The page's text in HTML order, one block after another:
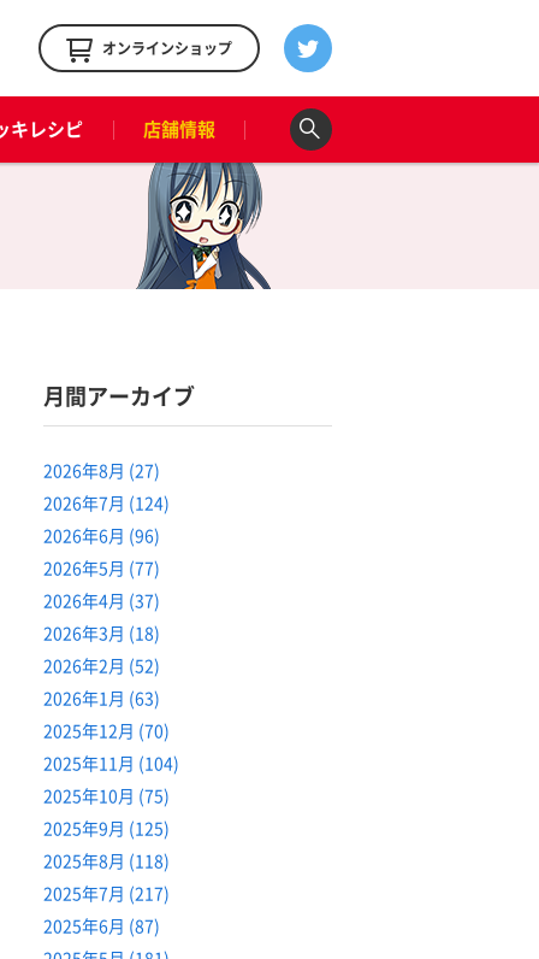
オンラインショップ
キレシピ 店舗情報
月間アーカイブ
2026年8月 (27)
2026年7月 (124)
2026年6月 (96)
2026年5月 (77)
2026年4月 (37)
2026年3月 (18)
2026年2月 (52)
2026年1月 (63)
2025年12月 (70)
2025年11月 (104)
2025年10月 (75)
2025年9月 (125)
2025年8月 (118)
2025年7月 (217)
2025年6月 (87)